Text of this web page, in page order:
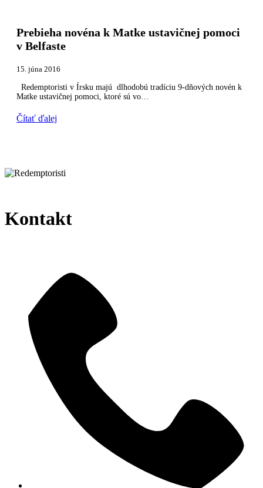
Prebieha novéna k Matke ustavičnej pomoci
v Belfaste
15. júna 2016
Redemptoristi v Írsku majú dlhodobú tradíciu 9-dňových novén k
Matke ustavičnej pomoci, ktoré sú vo…
Čítať ďalej
Kontakt